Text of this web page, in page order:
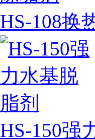
HS-108换
HS-150强